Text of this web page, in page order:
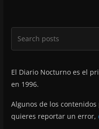
El Diario Nocturno es el
en 1996.
Algunos de los
quieres reportar un error,